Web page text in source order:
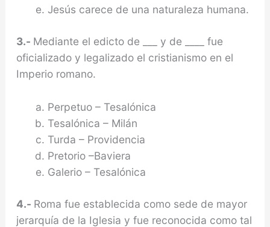
Jesús carece de una naturaleza humana.
3.- Mediante el edicto de ___ y de ____ fue
oficializado y legalizado el cristianismo en el
Imperio romano.
Perpetuo – Tesalónica
Tesalónica – Milán
Turda – Providencia
Pretorio –Baviera
Galerio – Tesalónica
4.- Roma fue establecida como sede de mayor
jerarquía de la Iglesia y fue reconocida como tal